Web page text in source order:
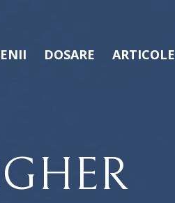
DOSARE ARTICOLE